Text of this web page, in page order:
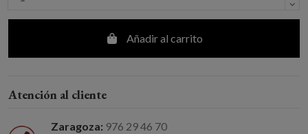
Añadir al carrito
Atención al cliente
Zaragoza: 976 29 46 70